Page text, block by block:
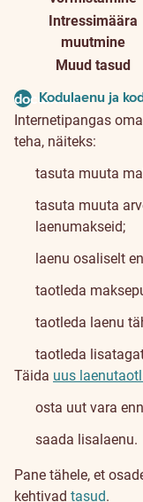
Intressimäära
muutmine
Muud tasud
document
Kodulaenu ja
Internetipangas
teha, näiteks:
tasuta muuta
tasuta muuta
laenumakseid;
laenu osaliselt
taotleda
taotleda laenu
taotleda
Täida uus
osta uut vara
saada lisalaenu.
Pane tähele, et
kehtivad tasud.